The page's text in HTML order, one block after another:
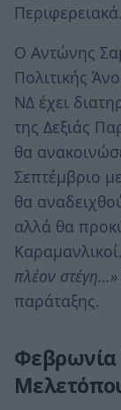
Περιφερειακά.
Ο Αντώνης
Πολιτικής
ΝΔ έχει
της Δεξιάς
θα
Σεπτέμβριο
θα
αλλά θα
Καραμανλικοί.
πλέον στέγη…»
παράταξης.
Φεβρωνία